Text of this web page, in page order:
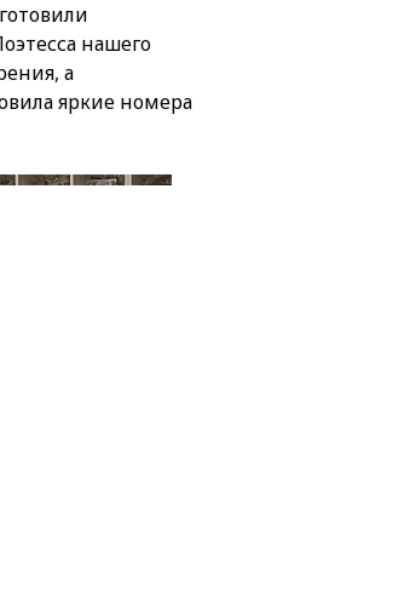
нашего
а
яркие номера